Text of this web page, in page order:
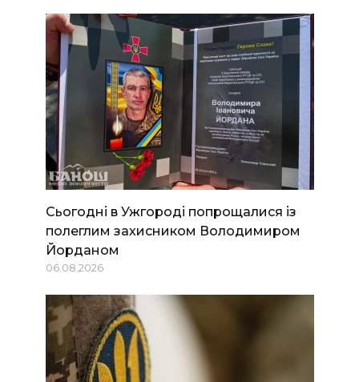
Сьогодні в Ужгороді попрощалися із
полеглим захисником Володимиром
Йорданом
06.08.2026